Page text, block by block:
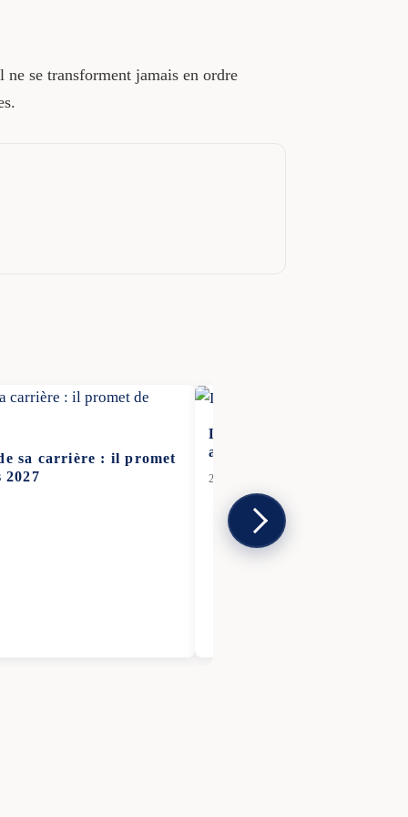
se transforment jamais en ordre
sa carrière : il promet
Le Frexit disparaît du
ans après
24 Juin 2026